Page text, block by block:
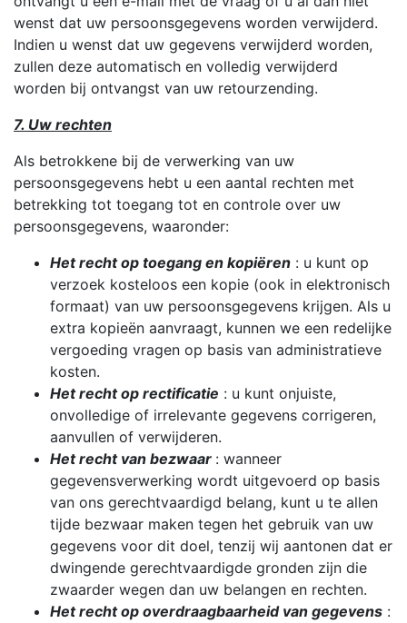
wenst dat uw persoonsgegevens worden verwijderd.
Indien u wenst dat uw gegevens verwijderd worden,
zullen deze automatisch en volledig verwijderd
worden bij ontvangst van uw retourzending.
7. Uw rechten
Als betrokkene bij de verwerking van uw
persoonsgegevens hebt u een aantal rechten met
betrekking tot toegang tot en controle over uw
persoonsgegevens, waaronder:
Het recht op toegang en kopiëren : u kunt op
verzoek kosteloos een kopie (ook in elektronisch
formaat) van uw persoonsgegevens krijgen. Als u
extra kopieën aanvraagt, kunnen we een redelijke
vergoeding vragen op basis van administratieve
kosten.
Het recht op rectificatie : u kunt onjuiste,
onvolledige of irrelevante gegevens corrigeren,
aanvullen of verwijderen.
Het recht van bezwaar : wanneer
gegevensverwerking wordt uitgevoerd op basis
van ons gerechtvaardigd belang, kunt u te allen
tijde bezwaar maken tegen het gebruik van uw
gegevens voor dit doel, tenzij wij aantonen dat er
dwingende gerechtvaardigde gronden zijn die
zwaarder wegen dan uw belangen en rechten.
Het recht op overdraagbaarheid van gegevens :